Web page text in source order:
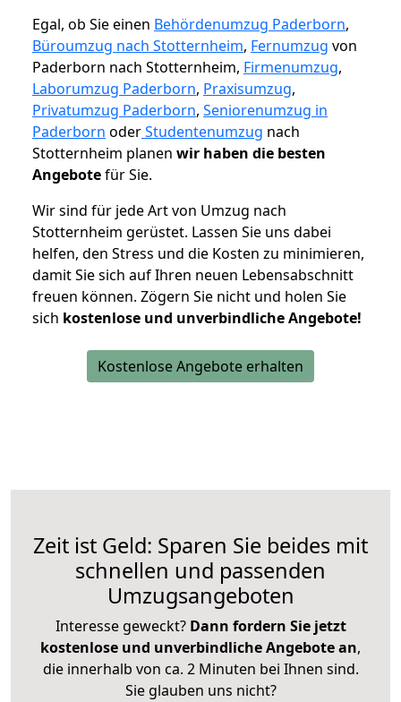
Egal, ob Sie einen Behördenumzug Paderborn,
Büroumzug nach Stotternheim, Fernumzug von
Paderborn nach Stotternheim, Firmenumzug,
Laborumzug Paderborn, Praxisumzug,
Privatumzug Paderborn, Seniorenumzug in
Paderborn oderStudentenumzug nach
Stotternheim planen wir haben die besten
Angebotefür Sie.
Wir sind für jede Art von Umzug nach
Stotternheim gerüstet. Lassen Sie uns dabei
helfen, den Stress und die Kosten zu minimieren,
damit Sie sich auf Ihren neuen Lebensabschnitt
freuen können. Zögern Sie nicht und holen Sie
sich kostenlose und unverbindliche Angebote!
Kostenlose Angebote erhalten
Zeit ist Geld: Sparen Sie beides mit
schnellen und passenden
Umzugsangeboten
Interesse geweckt? Dann fordern Sie jetzt
kostenlose und unverbindliche Angebote an,
die innerhalb von ca. 2 Minuten bei Ihnen sind.
Sie glauben uns nicht?